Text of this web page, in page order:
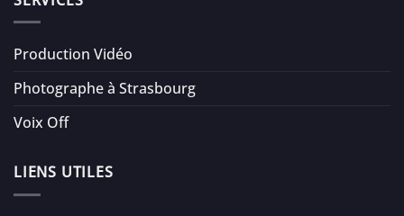
Production Vidéo
Photographe à Strasbourg
Voix Off
LIENS UTILES